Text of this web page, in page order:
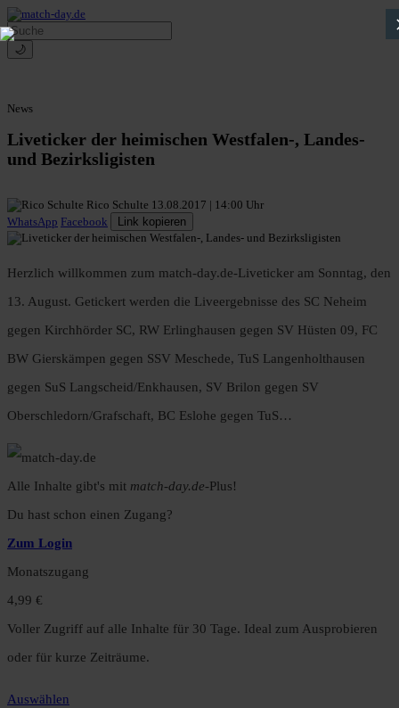
🌙
News
Liveticker der heimischen Westfalen-, Landes-
und Bezirksligisten
Rico Schulte 13.08.2017 | 14:00 Uhr
WhatsApp Facebook Link kopieren
Herzlich willkommen zum match-day.de-Liveticker am Sonntag, den
13. August. Getickert werden die Liveergebnisse des SC Neheim
gegen Kirchhörder SC, RW Erlinghausen gegen SV Hüsten 09, FC
BW Gierskämpen gegen SSV Meschede, TuS Langenholthausen
gegen SuS Langscheid/Enkhausen, SV Brilon gegen SV
Oberschledorn/Grafschaft, BC Eslohe gegen TuS…
Alle Inhalte gibt's mit match-day.de-Plus!
Du hast schon einen Zugang?
Zum Login
Monatszugang
4,99 €
Voller Zugriff auf alle Inhalte für 30 Tage. Ideal zum Ausprobieren
oder für kurze Zeiträume.
Auswählen